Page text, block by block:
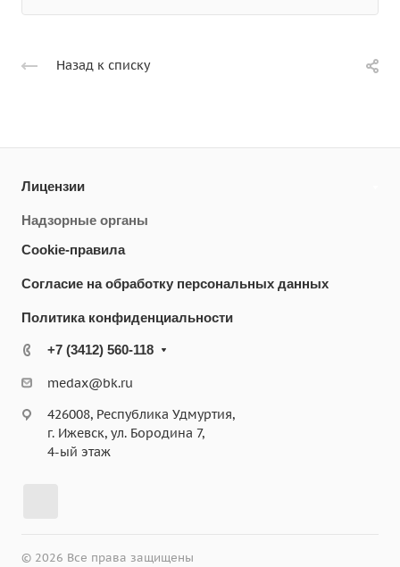
Назад к списку
Лицензии
Надзорные органы
Cookie-правила
Согласие на обработку персональных данных
Политика конфиденциальности
+7 (3412) 560-118
medax@bk.ru
426008, Республика Удмуртия,
г. Ижевск, ул. Бородина 7,
4-ый этаж
© 2026 Все права защищены